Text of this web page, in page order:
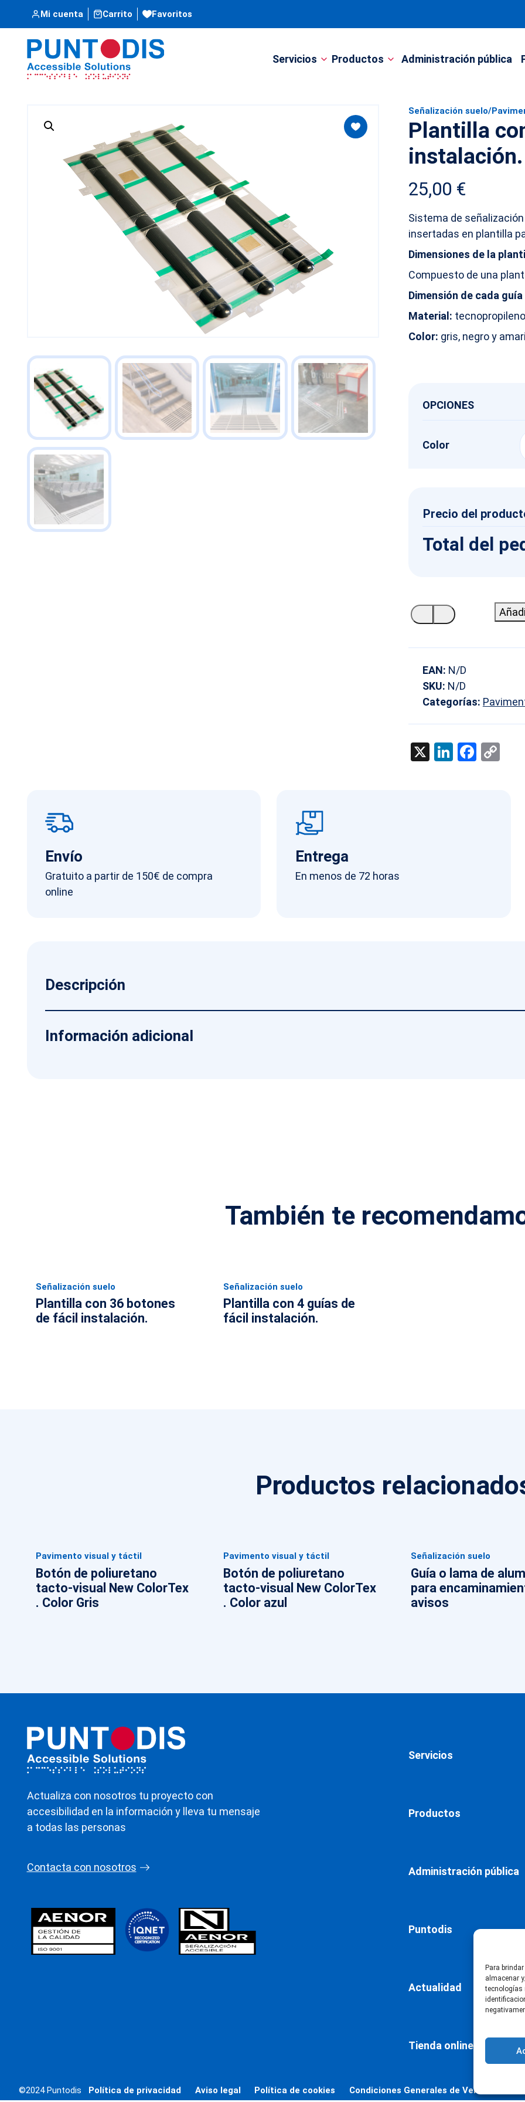
Para
almacenar
tecnologías
Mi cuenta Carrito Favoritos
Servicios Productos Administración pública
Señalización suelo/
Plantilla
instalación.
25,00 €
Sistema de
insertadas en plantilla
Dimensiones de la
Compuesto de una
Dimensión de cada guía
Material:
Color: gris, negro y
OPCIONES
Color
Precio del
Total del
Plantilla
con
fácil
instalación.
cantidad
EAN: N/D
SKU: N/D
Categorías:
X LinkedIn
Envío
Gratuito a partir de 150€ de compra
online
Entrega
En menos de 72 horas
Descripción
Información adicional
También te
Señalización suelo
Plantilla con 36 botones
de fácil instalación.
Señalización suelo
Plantilla con 4 guías de
fácil instalación.
Productos
Pavimento visual y táctil
Botón de poliuretano
tacto-visual New ColorTex
. Color Gris
Pavimento visual y táctil
Botón de poliuretano
tacto-visual New ColorTex
. Color azul
Señalización suelo
Guía o lama de
para
avisos
Actualiza con nosotros tu proyecto con
accesibilidad en la información y lleva tu mensaje
a todas las personas
Contacta con nosotros
Servicios
Productos
Administración pública
Puntodis
Actualidad
Tienda online
©2024 Puntodis Política de privacidad Aviso legal Política de cookies Condiciones Generales de Venta